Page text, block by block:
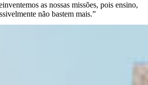
as nossas missões, pois ensino,
não bastem mais.”